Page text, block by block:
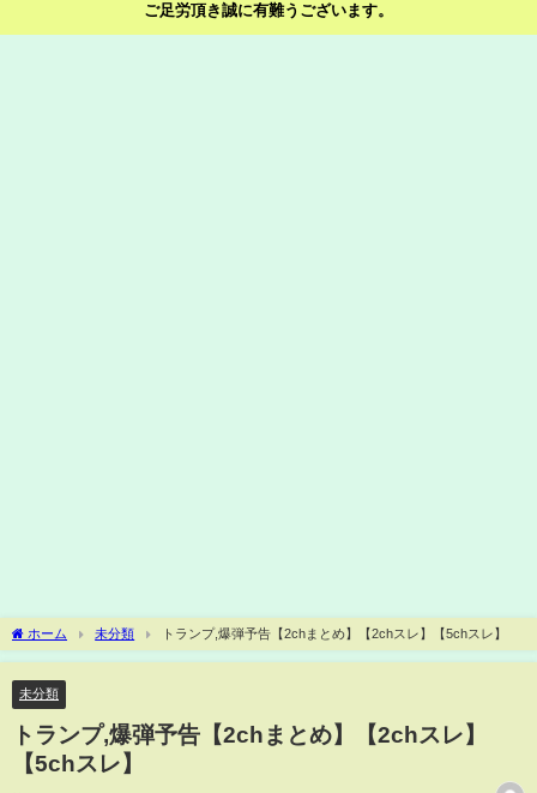
ご足労頂き誠に有難うございます。
ホーム 未分類 トランプ,爆弾予告【2chまとめ】【2chスレ】【5chスレ】
未分類
トランプ,爆弾予告【2chまとめ】【2chスレ】
【5chスレ】